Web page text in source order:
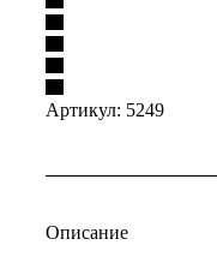
Артикул: 5249
Описание